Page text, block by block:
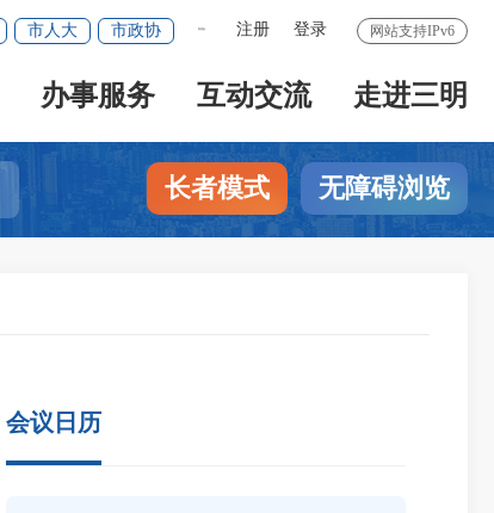
网站支持IPv6
注册 登录
市人大 市政协
办事服务 互动交流 走进三明
长者模式 无障碍浏览
会议日历